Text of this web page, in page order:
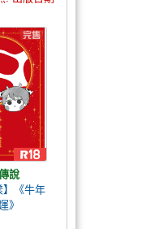
說
】《牛年
》